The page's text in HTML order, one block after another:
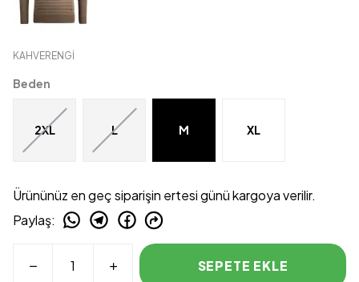
KAHVERENGİ
Beden
2XL L M XL
Ürününüz en geç siparişin ertesi günü kargoya verilir.
Paylaş:
SEPETE EKLE